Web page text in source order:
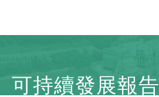
可持續發展報告